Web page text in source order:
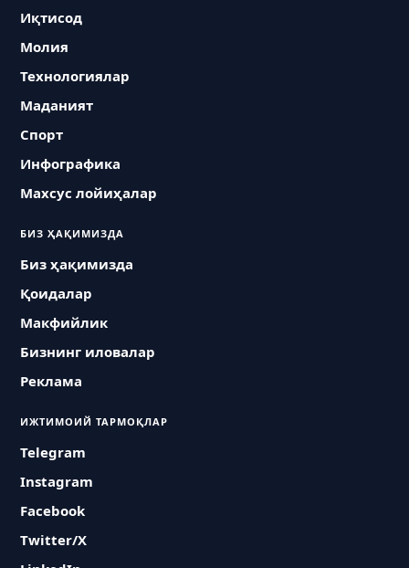
Иқтисод
Молия
Технологиялар
Маданият
Спорт
Инфографика
Махсус лойиҳалар
БИЗ ҲАҚИМИЗДА
Биз ҳақимизда
Қоидалар
Макфийлик
Бизнинг иловалар
Реклама
ИЖТИМОИЙ ТАРМОҚЛАР
Telegram
Instagram
Facebook
Twitter/X